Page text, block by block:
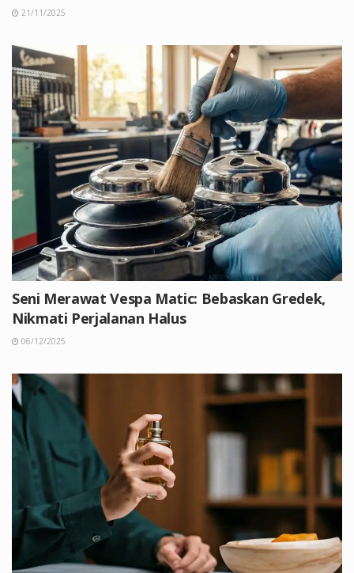
21/11/2025
Seni Merawat Vespa Matic: Bebaskan Gredek,
Nikmati Perjalanan Halus
06/12/2025